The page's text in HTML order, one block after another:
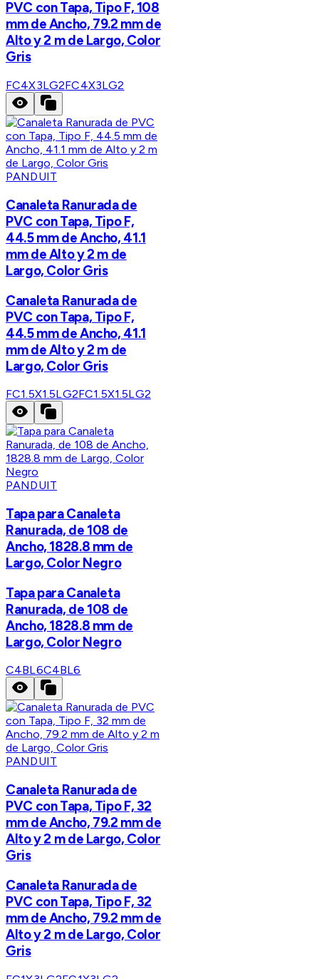
PVC con Tapa, Tipo F, 108
mm de Ancho, 79.2 mm de
Alto y 2 m de Largo, Color
Gris
FC4X3LG2FC4X3LG2
PANDUIT
Canaleta Ranurada de
PVC con Tapa, Tipo F,
44.5 mm de Ancho, 41.1
mm de Alto y 2 m de
Largo, Color Gris
Canaleta Ranurada de
PVC con Tapa, Tipo F,
44.5 mm de Ancho, 41.1
mm de Alto y 2 m de
Largo, Color Gris
FC1.5X1.5LG2FC1.5X1.5LG2
PANDUIT
Tapa para Canaleta
Ranurada, de 108 de
Ancho, 1828.8 mm de
Largo, Color Negro
Tapa para Canaleta
Ranurada, de 108 de
Ancho, 1828.8 mm de
Largo, Color Negro
C4BL6C4BL6
PANDUIT
Canaleta Ranurada de
PVC con Tapa, Tipo F, 32
mm de Ancho, 79.2 mm de
Alto y 2 m de Largo, Color
Gris
Canaleta Ranurada de
PVC con Tapa, Tipo F, 32
mm de Ancho, 79.2 mm de
Alto y 2 m de Largo, Color
Gris